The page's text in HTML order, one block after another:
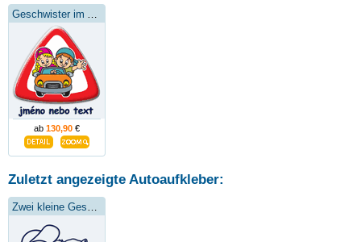
ab 130,90 €
Zuletzt angezeigte Autoaufkleber: